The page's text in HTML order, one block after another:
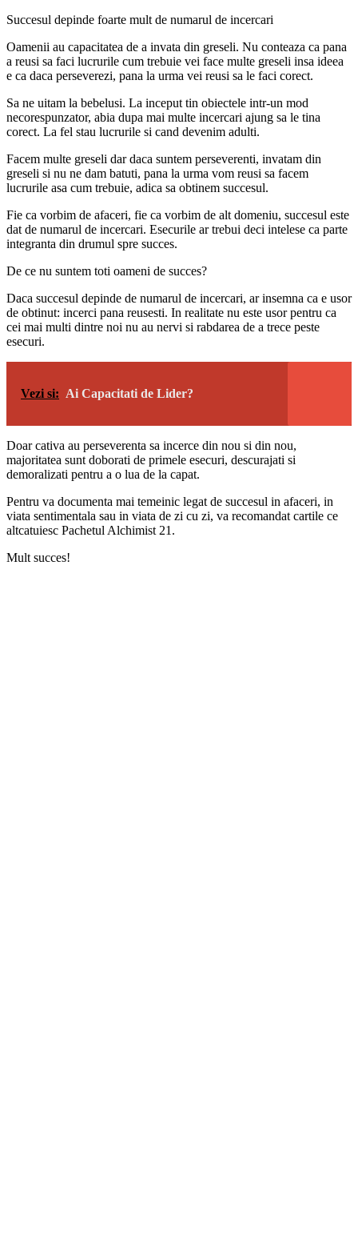
Succesul depinde foarte mult de numarul de incercari
Oamenii au capacitatea de a invata din greseli. Nu conteaza ca pana
a reusi sa faci lucrurile cum trebuie vei face multe greseli insa ideea
e ca daca perseverezi, pana la urma vei reusi sa le faci corect.
Sa ne uitam la bebelusi. La inceput tin obiectele intr-un mod
necorespunzator, abia dupa mai multe incercari ajung sa le tina
corect. La fel stau lucrurile si cand devenim adulti.
Facem multe greseli dar daca suntem perseverenti, invatam din
greseli si nu ne dam batuti, pana la urma vom reusi sa facem
lucrurile asa cum trebuie, adica sa obtinem succesul.
Fie ca vorbim de afaceri, fie ca vorbim de alt domeniu, succesul este
dat de numarul de incercari. Esecurile ar trebui deci intelese ca parte
integranta din drumul spre succes.
De ce nu suntem toti oameni de succes?
Daca succesul depinde de numarul de incercari, ar insemna ca e usor
de obtinut: incerci pana reusesti. In realitate nu este usor pentru ca
cei mai multi dintre noi nu au nervi si rabdarea de a trece peste
esecuri.
Vezi si: Ai Capacitati de Lider?
Doar cativa au perseverenta sa incerce din nou si din nou,
majoritatea sunt doborati de primele esecuri, descurajati si
demoralizati pentru a o lua de la capat.
Pentru va documenta mai temeinic legat de succesul in afaceri, in
viata sentimentala sau in viata de zi cu zi, va recomandat cartile ce
altcatuiesc Pachetul Alchimist 21.
Mult succes!